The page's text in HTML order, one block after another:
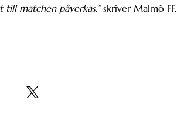
matchen påverkas.”skriver Malmö FF.